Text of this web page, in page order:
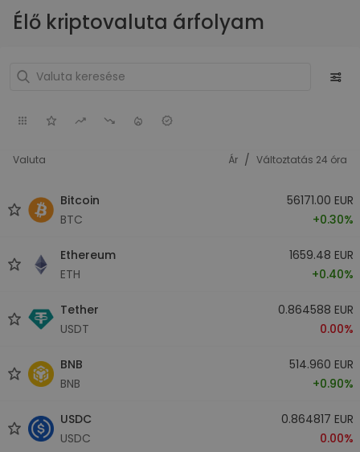
Élő kriptovaluta árfolyam
Valuta Ár / Változtatás 24 óra
Bitcoin
BTC
56171.00 EUR
+0.30%
Ethereum
ETH
1659.48 EUR
+0.40%
Tether
USDT
0.864588 EUR
0.00%
BNB
BNB
514.960 EUR
+0.90%
USDC
USDC
0.864817 EUR
0.00%